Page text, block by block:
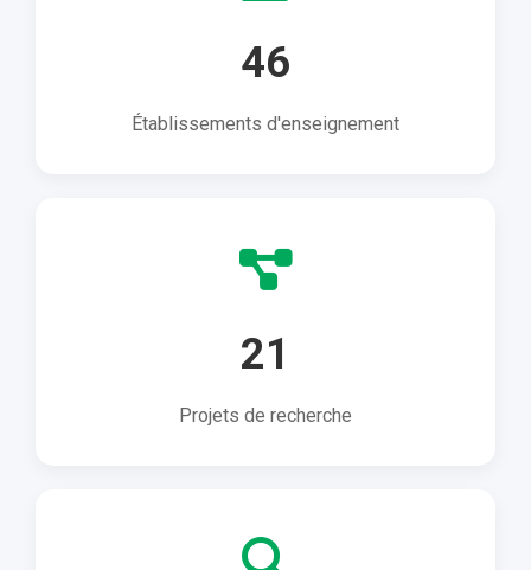
46
Établissements d'enseignement
21
Projets de recherche